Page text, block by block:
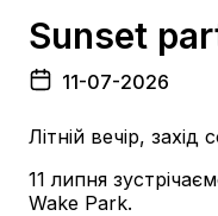
Sunset
11-07-2026
Літній вечір,
11 липня
Wake Park.